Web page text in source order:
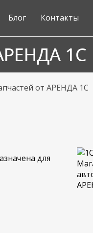
Блог Контакты
1С
от АРЕНДА 1С
для